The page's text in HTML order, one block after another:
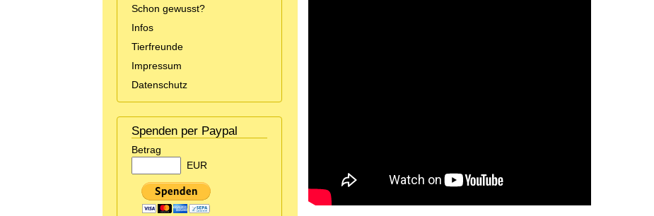
Schon gewusst?
Infos
Tierfreunde
Impressum
Datenschutz
Spenden per Paypal
Betrag
EUR